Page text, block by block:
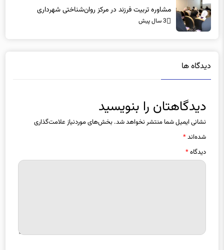
مشاوره تربیت فرزند در مرکز روان‌شناختی شهرداری
3 سال پیش
دیدگاه ها
دیدگاهتان را بنویسید
نشانی ایمیل شما منتشر نخواهد شد. بخش‌های موردنیاز علامت‌گذاری
شده‌اند*
دیدگاه*